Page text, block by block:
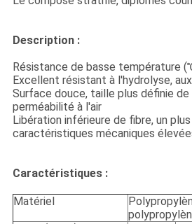
Description :
Résistance de basse température
Excellent résistant à l'hydrolyse,
Surface douce, taille plus définie
perméabilité à l'air
Libération inférieure de fibre, un
caractéristiques mécaniques
Caractéristiques :
Matériel